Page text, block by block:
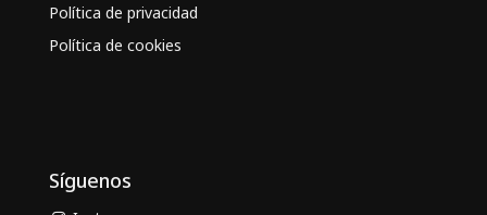
Política de privacidad
Política de cookies
Síguenos